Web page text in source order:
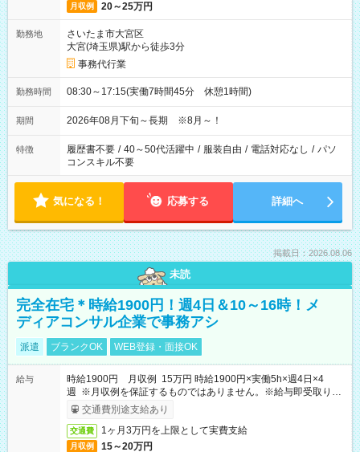
月収例 20～25万円
勤務地
さいたま市大宮区
大宮(埼玉県)駅から徒歩3分
事務代行業
勤務時間 08:30～17:15(実働7時間45分 休憩1時間)
期間 2026年08月下旬～長期 ※8月～！
特徴 履歴書不要 / 40～50代活躍中 / 服装自由 / 電話対応なし / パソ
コンスキル不要
気になる！ 応募する 詳細へ
掲載日：2026.08.06
未読
完全在宅＊時給1900円！週4日＆10～16時！メ
ディアコンサル企業で事務アシ
派遣 ブランクOK WEB登録・面接OK
給与
時給1900円 月収例 15万円 時給1900円×実働5h×週4日×4
週 ※月収例を保証するものではありません。※給与即受取りサ
ービス利用可（利用条件有）
交通費別途支給あり
交通費 1ヶ月3万円を上限として実費支給
月収例 15～20万円